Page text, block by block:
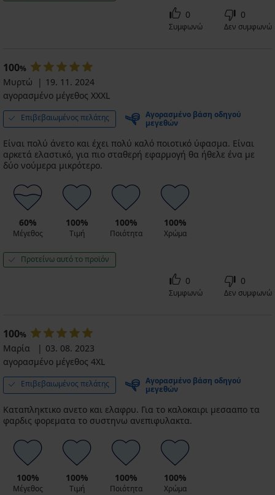
0
Συμφωνώ
0
Δεν συμφωνώ
100%
Μυρτώ
19. 11. 2024
αγορασμένο μέγεθος XXXL
Επιβεβαιωμένος πελάτης
Αγορασμένο βάση οδηγού
μεγεθών
Είναι πολύ άνετο και έχει πολύ καλό ποιοτικό ύφασμα. Είναι
αρκετά ελαστικό, για πιο σταθερή εφαρμογή θα ήθελε ένα με
δύο νούμερα μικρότερο.
60%
Μέγεθος
100%
Τιμή
100%
Ποιότητα
100%
Χρώμα
Προτείνω αυτό το προϊόν
0
Συμφωνώ
0
Δεν συμφωνώ
100%
Μαρία
03. 08. 2023
αγορασμένο μέγεθος 4XL
Επιβεβαιωμένος πελάτης
Αγορασμένο βάση οδηγού
μεγεθών
Καταπληκτικο ανετο και ελαφρυ. Για το καλοκαιρι μεσααπο τα
φαρδις φορεματα το συστηνω ανεπιφυλακτα.
100%
Μέγεθος
100%
Τιμή
100%
Ποιότητα
100%
Χρώμα